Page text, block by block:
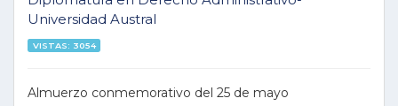
Universidad Austral
VISTAS: 3054
Almuerzo conmemorativo del 25 de mayo